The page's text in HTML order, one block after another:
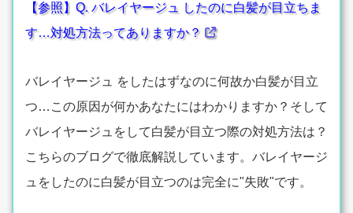
【参照】Q. バレイヤージュ したのに白髪が目立ちま
す…対処方法ってありますか？
バレイヤージュ をしたはずなのに何故か白髪が目立
つ…この原因が何かあなたにはわかりますか？そして
バレイヤージュをして白髪が目立つ際の対処方法は？
こちらのブログで徹底解説しています。バレイヤージ
ュをしたのに白髪が目立つのは完全に"失敗"です。